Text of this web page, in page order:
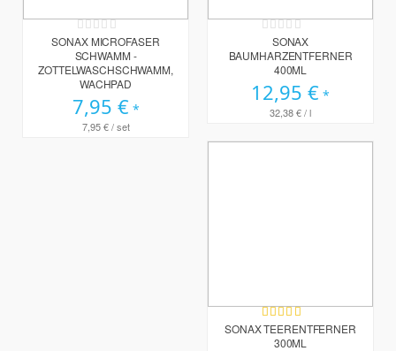
Rating:
0%
SONAX MICROFASER
SCHWAMM -
ZOTTELWASCHSCHWAMM,
WACHPAD
7,95 €
7,95 €/ set
Rating:
0%SONAX
BAUMHARZENTFERNER
400ML
12,95 €
32,38 €/ l
Bewertung:
100%
SONAX TEERENTFERNER
300ML